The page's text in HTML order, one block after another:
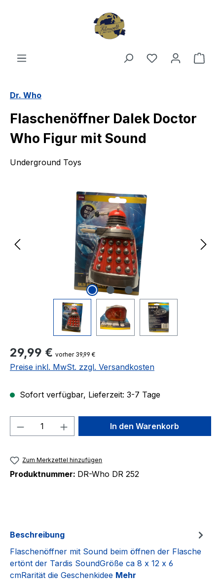
Du hast 0
Dr. Who
Flaschenöffner Dalek Doctor
Who Figur mit Sound
Underground Toys
Regulärer Preis:
29,99 € vorher 39,99 €
Preise inkl. MwSt. zzgl. Versandkosten
Sofort verfügbar, Lieferzeit: 3-7 Tage
Produkt Anzahl: Gib denIn den Warenkorb
Zum Merkzettel hinzufügen
Produktnummer: DR-Who DR 252
Beschreibung
Flaschenöffner mit Sound beim öffnen der Flasche
ertönt der Tardis SoundGröße ca 8 x 12 x 6
cmRarität die Geschenkidee Mehr